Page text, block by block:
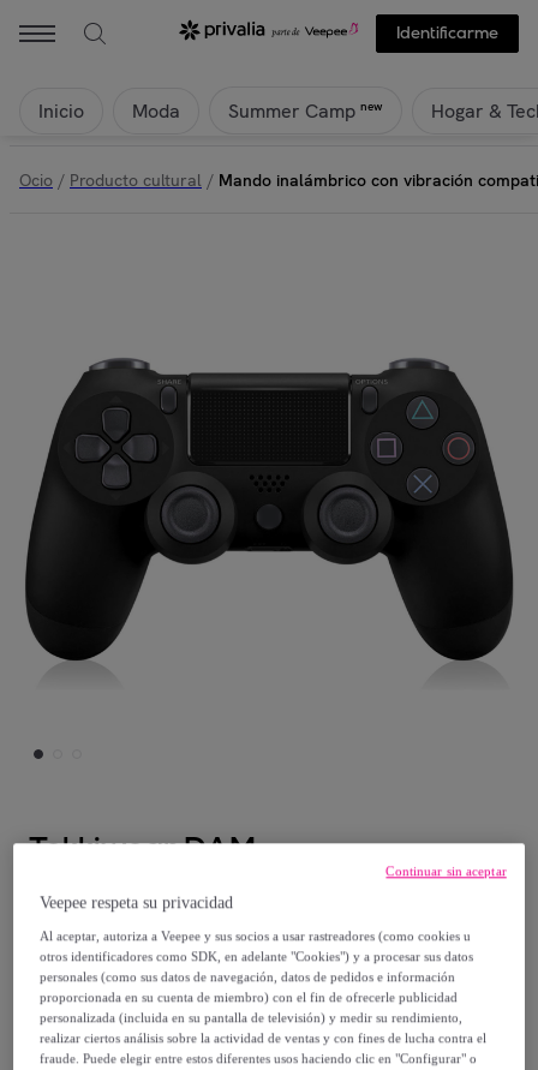
Identificarme
Inicio Moda Summer Camp new Hogar &
Ocio / Producto cultural / Mando inalámbrico con vibración
Tekkiwear DAM
Mando inalámbrico con vibración
compatible con PS4. Funciones completas.
Modelo: Unica
32,99 €
Veepee respeta su privacidad
Al aceptar, autoriza a Veepee y sus socios a usar rastreadores (como cookies u
otros identificadores como SDK, en adelante "Cookies") y a procesar sus datos
personales (como sus datos de navegación, datos de pedidos e información
proporcionada en su cuenta de miembro) con el fin de ofrecerle publicidad
personalizada (incluida en su pantalla de televisión) y medir su rendimiento,
realizar ciertos análisis sobre la actividad de ventas y con fines de lucha contra el
fraude. Puede elegir entre estos diferentes usos haciendo clic en "Configurar" o
Continuar sin aceptar